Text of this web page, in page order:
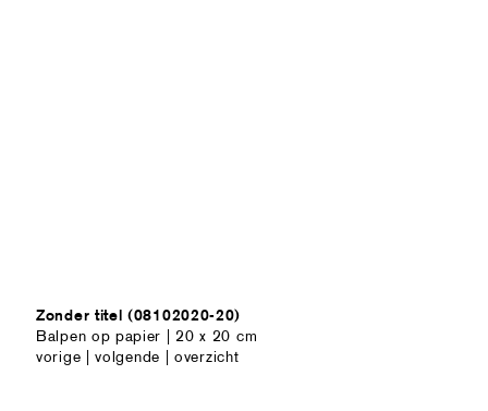
Zonder titel (08102020-20)
Balpen op papier | 20 x 20 cm
vorige |volgende |overzicht